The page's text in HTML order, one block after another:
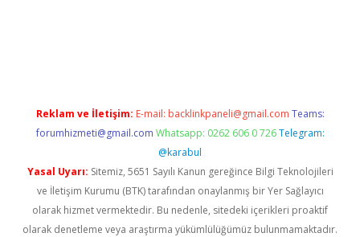
Reklam ve İletişim: E-mail: backlinkpaneli@gmail.com Teams:
forumhizmeti@gmail.com Whatsapp: 0262 606 0 726 Telegram:
@karabul
Yasal Uyarı: Sitemiz, 5651 Sayılı Kanun gereğince Bilgi Teknolojileri
ve İletişim Kurumu (BTK) tarafından onaylanmış bir Yer Sağlayıcı
olarak hizmet vermektedir. Bu nedenle, sitedeki içerikleri proaktif
olarak denetleme veya araştırma yükümlülüğümüz bulunmamaktadır.